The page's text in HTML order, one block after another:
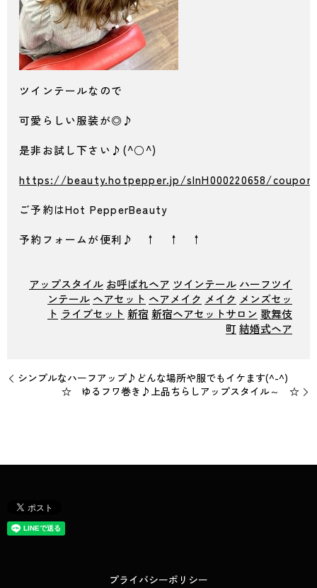
ツインテールなので
可愛らしい服装が◎♪
是非お試し下さい♪(^○^)
https://beauty.hotpepper.jp/slnH000220658/
ご予約はHot PepperBeauty
予約フォームが便利♪ ↑ ↑ ↑
アップスタイル お呼ばれヘア ツインテール ハーフツイ
ンテール ヘアセット ヘアメイク メイク メンズセッ
ト ライブセット 新宿 新宿ヘアセットサロン 歌舞伎
町 結婚式ヘア
シンプルなハーフアップ♪どんな場所や服でもイケます(^-^)
☆ ゆるフワ巻き♪上品ちらしアップスタイル～ ☆
プライバシーポリシー